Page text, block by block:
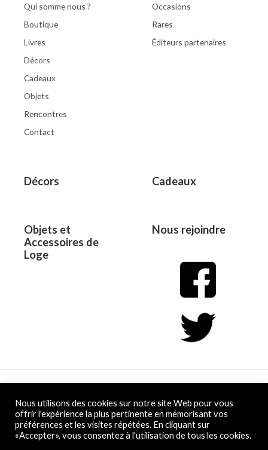
Qui somme nous ?
Boutique
Livres
Décors
Cadeaux
Objets
Rencontres
Contact
Occasions
Rares
Éditeurs partenaires
Décors Cadeaux
Objets et
Accessoires de
Loge
Nous rejoindre
Copyright © 2026 L&D
Powered by L&D
Nous utilisons des cookies sur notre site Web pour vous
offrir l'expérience la plus pertinente en mémorisant vos
préférences et les visites répétées. En cliquant sur
«Accepter», vous consentez à l'utilisation de tous les cookies.